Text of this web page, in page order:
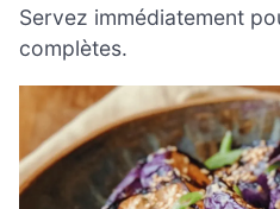
Servez immédiatement
complètes.